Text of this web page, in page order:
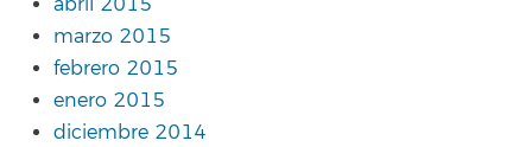
abril 2015
marzo 2015
febrero 2015
enero 2015
diciembre 2014